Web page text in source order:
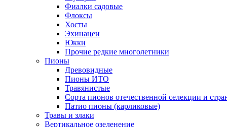
Фиалки садовые
Флоксы
Хосты
Эхинацеи
Юкки
Прочие редкие многолетники
Пионы
Древовидные
Пионы ИТО
Травянистые
Сорта пионов отечественной селекции и
Патио пионы (карликовые)
Травы и злаки
Вертикальное озеленение